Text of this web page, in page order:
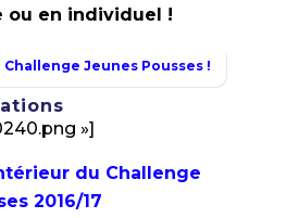
ou en individuel !
Challenge Jeunes Pousses !
»]
du Challenge
2016/17